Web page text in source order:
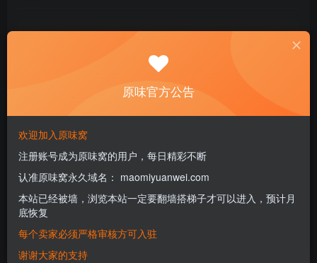
登录后继续查看
评分
原味官方公告
欢迎加入原味窝
注册账号成为原味窝的用户，每日精彩不断
认准原味窝永久域名： maomiyuanwei.com
本站已经被墙，浏览本站一定要翻墙搭梯子才可以进入，预计月
底恢复
每个卖家必须严格审核方可入驻
谢谢大家的支持